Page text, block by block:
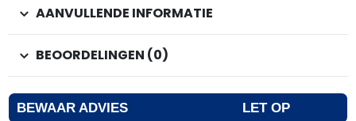
AANVULLENDE INFORMATIE
BEOORDELINGEN (0)
BEWAAR ADVIES LET OP